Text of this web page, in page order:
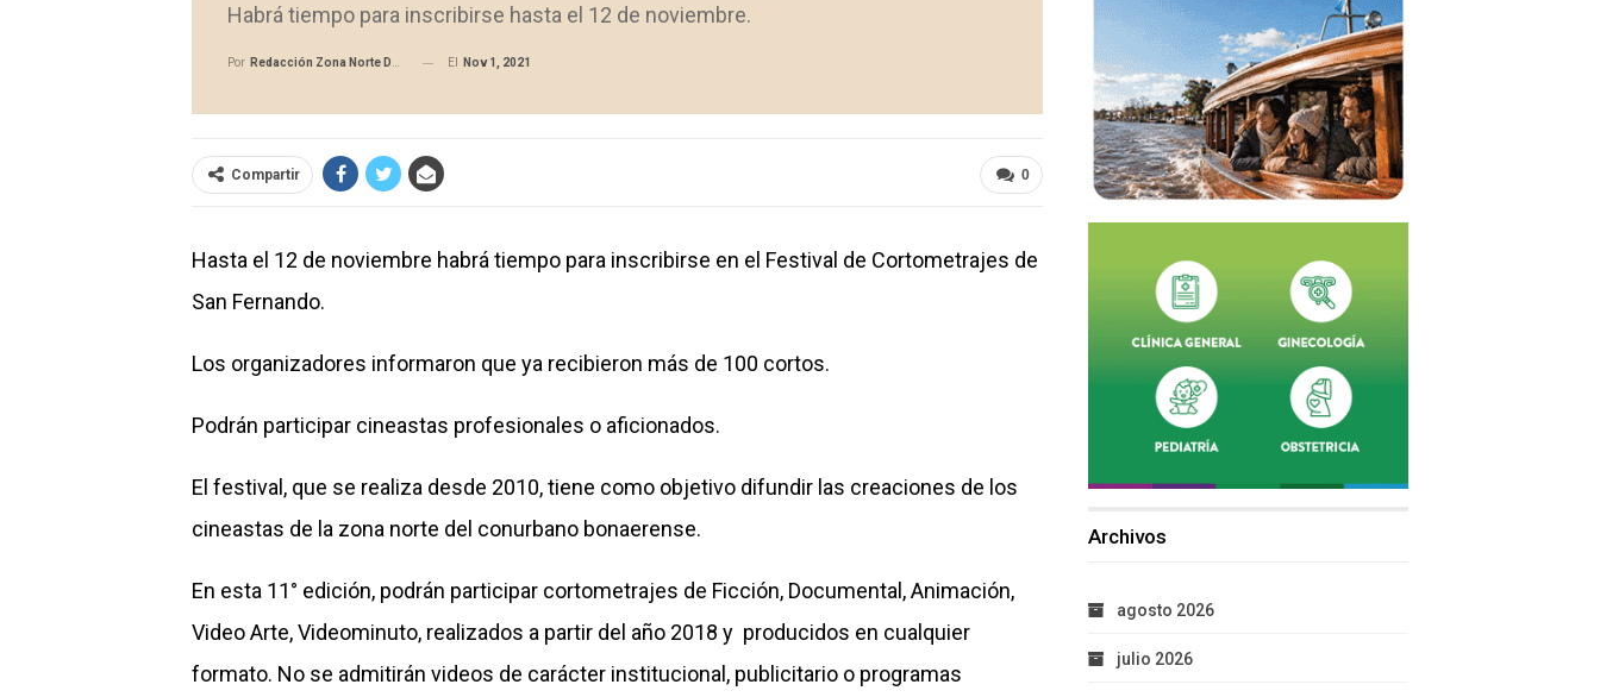
Habrá tiempo para inscribirse hasta el 12 de noviembre.
Por Redacción Zona Norte Daily El Nov 1, 2021
0
Compartir
Hasta el 12 de noviembre habrá tiempo para inscribirse en el Festival de Cortometrajes de
San Fernando.
Los organizadores informaron que ya recibieron más de 100 cortos.
Podrán participar cineastas profesionales o aficionados.
El festival, que se realiza desde 2010, tiene como objetivo difundir las creaciones de los
cineastas de la zona norte del conurbano bonaerense.
En esta 11° edición, podrán participar cortometrajes de Ficción, Documental, Animación,
Video Arte, Videominuto, realizados a partir del año 2018 y producidos en cualquier
formato. No se admitirán videos de carácter institucional, publicitario o programas
Archivos
agosto 2026
julio 2026